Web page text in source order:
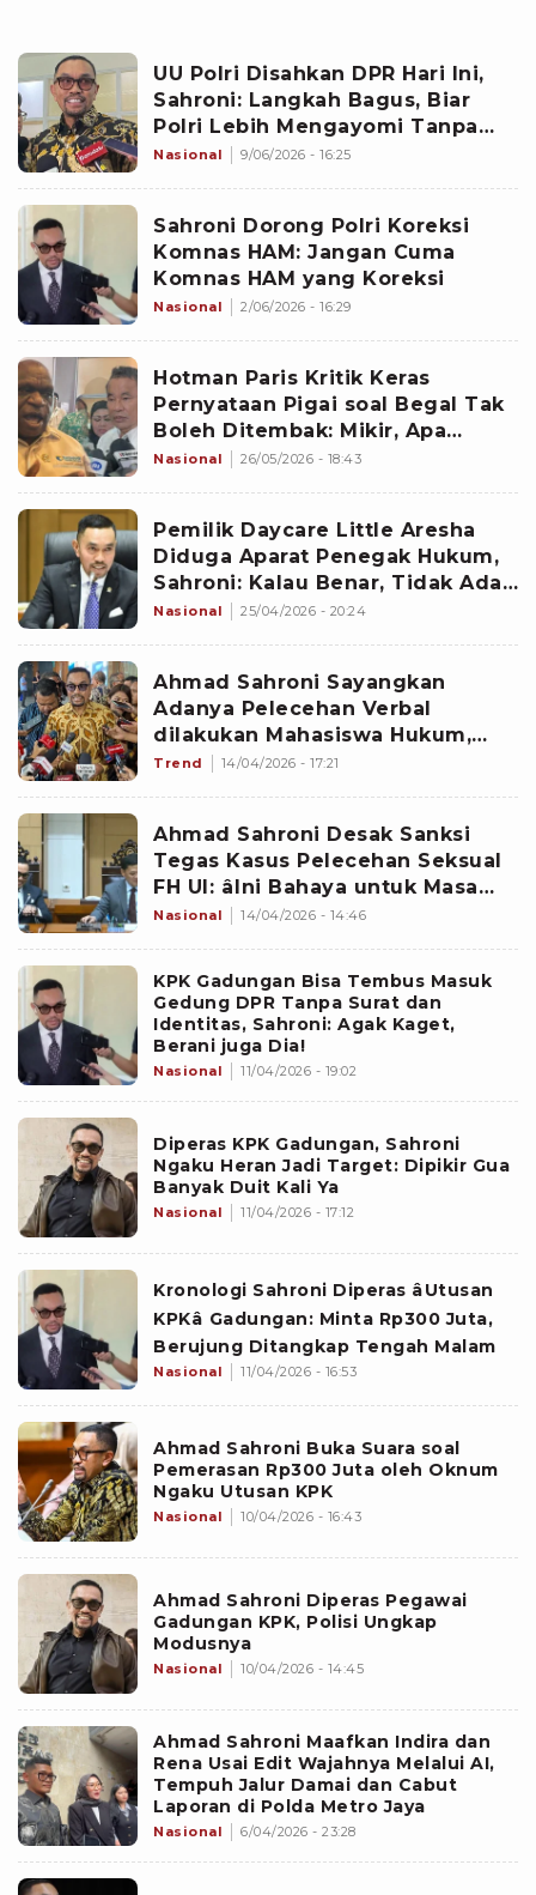
UU Polri Disahkan DPR Hari Ini,
Sahroni: Langkah Bagus, Biar
Polri Lebih Mengayomi Tanpa
Pandang Bulu
Nasional 9/06/2026 - 16:25
Sahroni Dorong Polri Koreksi
Komnas HAM: Jangan Cuma
Komnas HAM yang Koreksi
Nasional 2/06/2026 - 16:29
Hotman Paris Kritik Keras
Pernyataan Pigai soal Begal Tak
Boleh Ditembak: Mikir, Apa
Cocok Jadi Menteri HAM?
Nasional 26/05/2026 - 18:43
Pemilik Daycare Little Aresha
Diduga Aparat Penegak Hukum,
Sahroni: Kalau Benar, Tidak Ada
Kata Maaf!
Nasional 25/04/2026 - 20:24
Ahmad Sahroni Sayangkan
Adanya Pelecehan Verbal
dilakukan Mahasiswa Hukum,
Kampus UI Beri Sanksi ini
Trend 14/04/2026 - 17:21
Ahmad Sahroni Desak Sanksi
Tegas Kasus Pelecehan Seksual
FH UI: âIni Bahaya untuk Masa
Depan Hukumâ
Nasional 14/04/2026 - 14:46
KPK Gadungan Bisa Tembus Masuk
Gedung DPR Tanpa Surat dan
Identitas, Sahroni: Agak Kaget,
Berani juga Dia!
Nasional 11/04/2026 - 19:02
Diperas KPK Gadungan, Sahroni
Ngaku Heran Jadi Target: Dipikir Gua
Banyak Duit Kali Ya
Nasional 11/04/2026 - 17:12
Kronologi Sahroni Diperas âUtusan
KPKâ Gadungan: Minta Rp300 Juta,
Berujung Ditangkap Tengah Malam
Nasional 11/04/2026 - 16:53
Ahmad Sahroni Buka Suara soal
Pemerasan Rp300 Juta oleh Oknum
Ngaku Utusan KPK
Nasional 10/04/2026 - 16:43
Ahmad Sahroni Diperas Pegawai
Gadungan KPK, Polisi Ungkap
Modusnya
Nasional 10/04/2026 - 14:45
Ahmad Sahroni Maafkan Indira dan
Rena Usai Edit Wajahnya Melalui AI,
Tempuh Jalur Damai dan Cabut
Laporan di Polda Metro Jaya
Nasional 6/04/2026 - 23:28